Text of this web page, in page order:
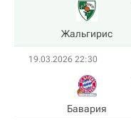
Жальгирис
19.03.2026 22:30
Бавария